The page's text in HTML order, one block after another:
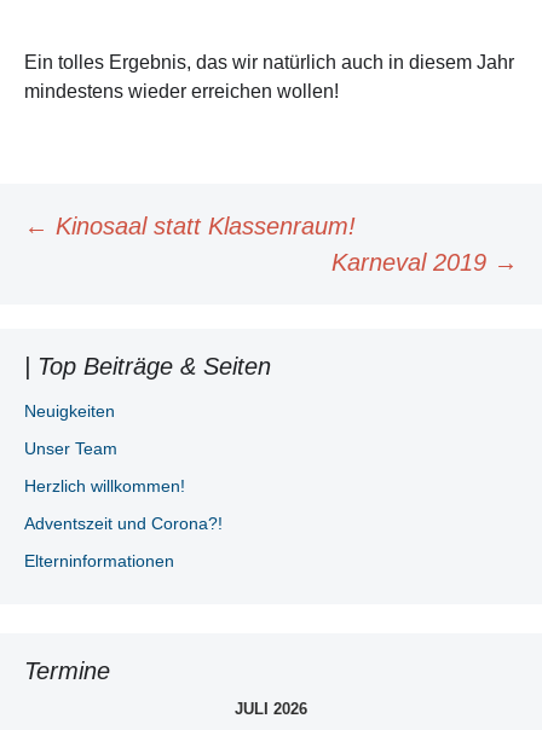
Ein tolles Ergebnis, das wir natürlich auch in diesem Jahr
mindestens wieder erreichen wollen!
Beitragsnavigation
← Kinosaal statt Klassenraum!
Karneval 2019 →
| Top Beiträge & Seiten
Neuigkeiten
Unser Team
Herzlich willkommen!
Adventszeit und Corona?!
Elterninformationen
Termine
JULI 2026